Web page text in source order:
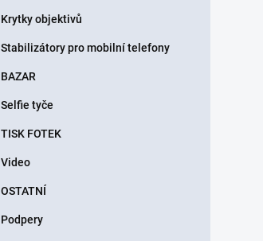
Krytky objektivů
Stabilizátory pro mobilní telefony
BAZAR
Selfie tyče
TISK FOTEK
Video
OSTATNÍ
Podpery